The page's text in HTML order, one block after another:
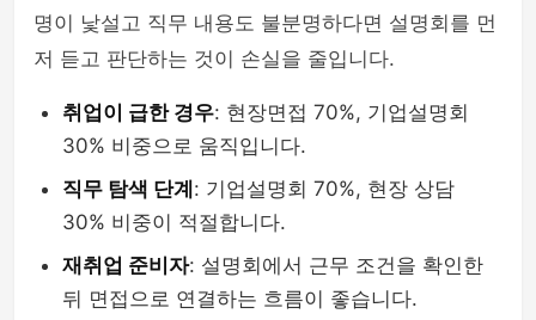
명이 낯설고 직무 내용도 불분명하다면 설명회를 먼
저 듣고 판단하는 것이 손실을 줄입니다.
취업이 급한 경우: 현장면접 70%, 기업설명회
30% 비중으로 움직입니다.
직무 탐색 단계 : 기업설명회 70%, 현장 상담
30% 비중이 적절합니다.
재취업 준비자: 설명회에서 근무 조건을 확인한
뒤 면접으로 연결하는 흐름이 좋습니다.